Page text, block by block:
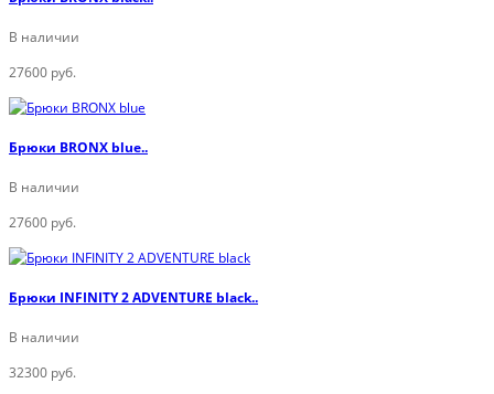
В наличии
27600 руб.
Брюки BRONX blue..
В наличии
27600 руб.
Брюки INFINITY 2 ADVENTURE black..
В наличии
32300 руб.